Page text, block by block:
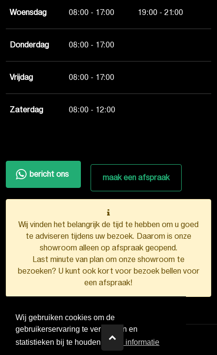
Wij gebruiken cookies om de
gebruikerservaring te verbeteren en
statistieken bij te houden.
Meer informatie
Woensdag 08:00 - 17:00 19:00 - 21:00
Donderdag 08:00 - 17:00
Vrijdag 08:00 - 17:00
Zaterdag 08:00 - 12:00
bericht ons maak een afspraak
Wij vinden het belangrijk de tijd te hebben om u goed
te adviseren tijdens uw bezoek. Daarom is onze
showroom alleen op afspraak geopend.
Last minute van plan om onze showroom te
bezoeken? U kunt ook kort voor bezoek bellen voor
een afspraak!